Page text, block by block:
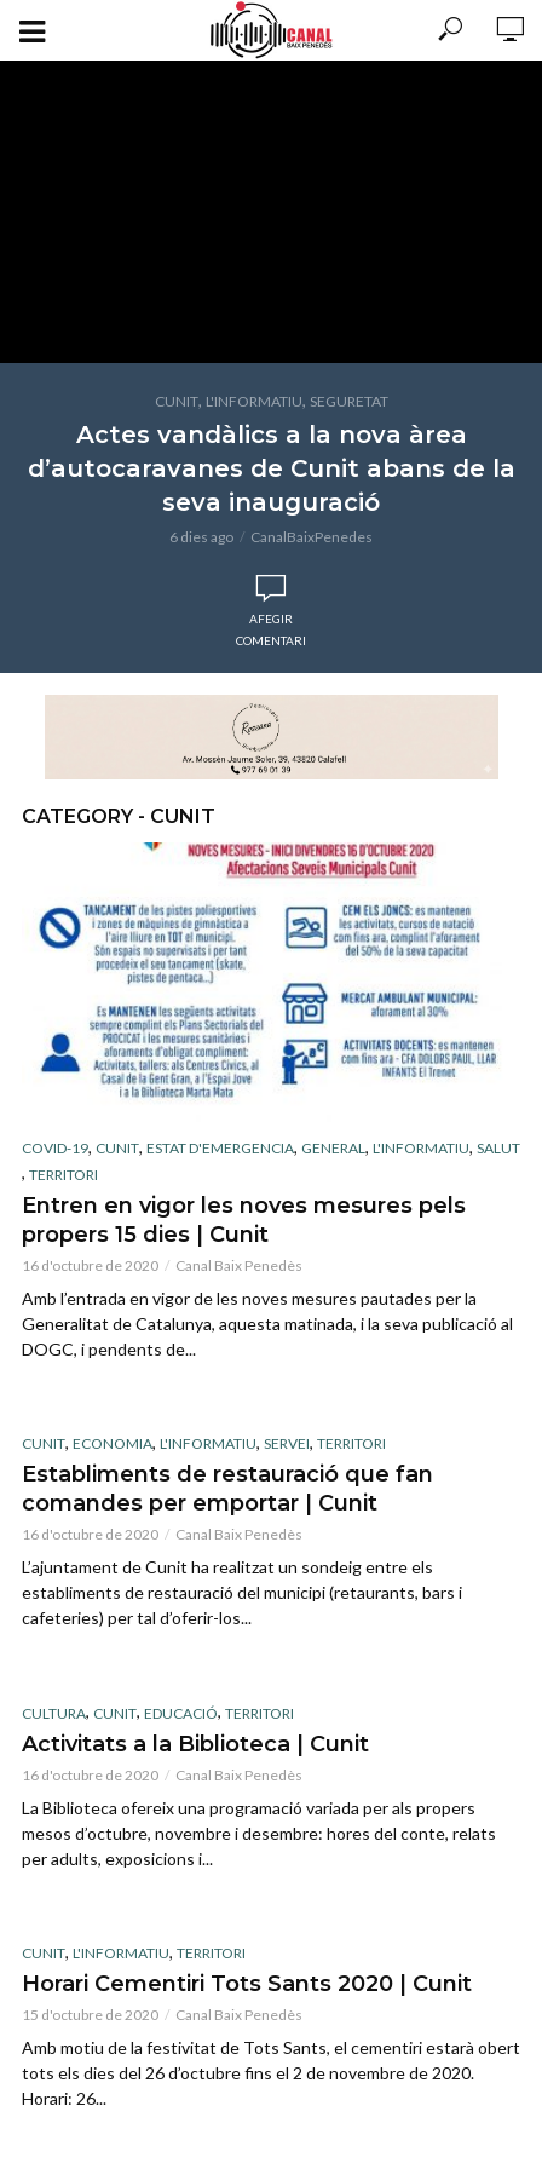
CUNIT, L'INFORMATIU, SEGURETAT
Actes vandàlics a la nova àrea
d’autocaravanes de Cunit abans de la
seva inauguració
6 dies ago CanalBaixPenedes
AFEGIR
COMENTARI
CATEGORY - CUNIT
COVID-19, CUNIT, ESTAT D'EMERGENCIA, GENERAL, L'INFORMATIU, SALUT
, TERRITORI
Entren en vigor les noves mesures pels
propers 15 dies | Cunit
16 d'octubre de 2020 Canal Baix Penedès
Amb l’entrada en vigor de les noves mesures pautades per la
Generalitat de Catalunya, aquesta matinada, i la seva publicació al
DOGC, i pendents de...
CUNIT, ECONOMIA, L'INFORMATIU, SERVEI, TERRITORI
Establiments de restauració que fan
comandes per emportar | Cunit
16 d'octubre de 2020 Canal Baix Penedès
L’ajuntament de Cunit ha realitzat un sondeig entre els
establiments de restauració del municipi (retaurants, bars i
cafeteries) per tal d’oferir-los...
CULTURA, CUNIT, EDUCACIÓ, TERRITORI
Activitats a la Biblioteca | Cunit
16 d'octubre de 2020 Canal Baix Penedès
La Biblioteca ofereix una programació variada per als propers
mesos d’octubre, novembre i desembre: hores del conte, relats
per adults, exposicions i...
CUNIT, L'INFORMATIU, TERRITORI
Horari Cementiri Tots Sants 2020 | Cunit
15 d'octubre de 2020 Canal Baix Penedès
Amb motiu de la festivitat de Tots Sants, el cementiri estarà obert
tots els dies del 26 d’octubre fins el 2 de novembre de 2020.
Horari: 26...